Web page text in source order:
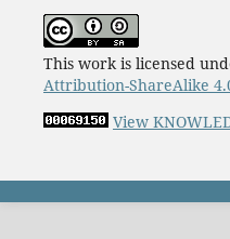
This work is licensed
Attribution-ShareAlike
View